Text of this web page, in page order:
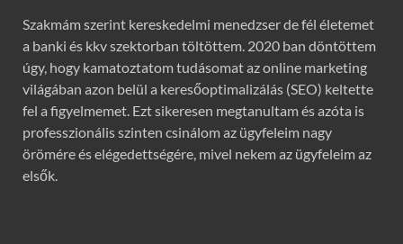
Szakmám szerint kereskedelmi menedzser de fél életemet
a banki és kkv szektorban töltöttem. 2020 ban döntöttem
úgy, hogy kamatoztatom tudásomat az online marketing
világában azon belül a keresőoptimalizálás (SEO) keltette
fel a figyelmemet. Ezt sikeresen megtanultam és azóta is
professzionális szinten csinálom az ügyfeleim nagy
örömére és elégedettségére, mivel nekem az ügyfeleim az
elsők.